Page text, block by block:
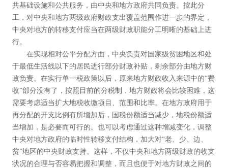
共基础设施和公共服务，由中央和地方政府共同负责。按此分
工，对中央和地方两级政府财政支出覆盖范围作进一步的界定，
中央对地方的转移支付应当在两级财政职能分工明晰的基础上进
行。
在实现相对公平分配方面，中央负责对国家级贫困地区和处
于最低生活线以下的居民进行部分财政补贴，剩余部分由地方财
政负责。在实行单一税政策以后，原来地方财政收入来源中的“费
收”部分没有了，按照目前的分税制，地方财政将会比较困难，这
需要考虑适当扩大地税收缴项目、范围和比率。在地方政府用于
再分配的开支比例有所增加后，国税份额适当减少，地税份额适
当增加，是必要而可行的。也可以考虑通过这种增减变化，调整
中央对地方政府的临时性转移支付结构，加大对“老、少、边、
贫”地区的中央财政支持。这样，不仅中央和地方两级财政的收支
状况的合理与否容易把握和调整，而且也便于对地方财政之间的